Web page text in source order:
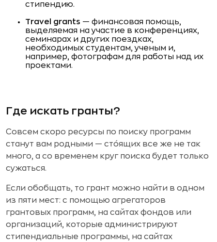
стипендию.
Travel grants — финансовая помощь,
выделяемая на участие в конференциях,
семинарах и других поездках,
необходимых студентам, ученым и,
например, фотографам для работы над их
проектами.
Где искать гранты?
Совсем скоро ресурсы по поиску программ
станут вам родными — стóящих все же не так
много, а со временем круг поиска будет только
сужаться.
Если обобщать, то грант можно найти в одном
из пяти мест: с помощью агрегаторов
грантовых программ, на сайтах фондов или
организаций, которые администрируют
стипендиальные программы, на сайтах